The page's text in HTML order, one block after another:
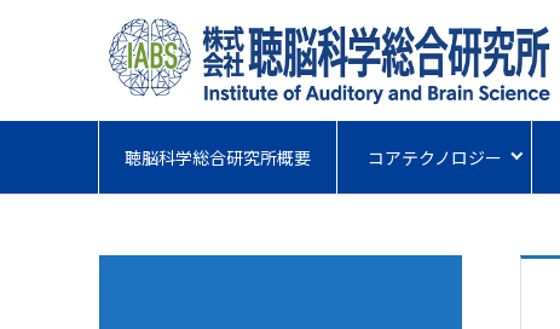
聴脳科学総合研究所概要 コアテクノロジー